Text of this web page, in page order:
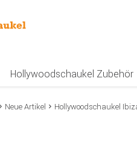
Hollywoodschaukel Zubehör
Neue Artikel Hollywoodschaukel